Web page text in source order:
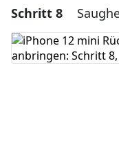
Kommentar
Schritt 8